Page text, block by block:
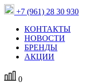
+7 (961) 28 30 930
КОНТАКТЫ
НОВОСТИ
БРЕНДЫ
АКЦИИ
0